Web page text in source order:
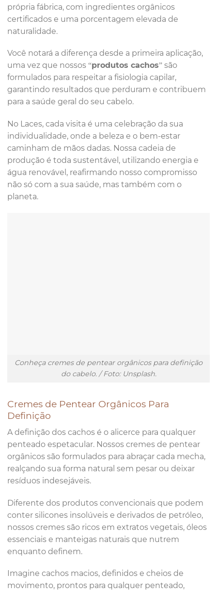
própria fábrica, com ingredientes orgânicos
certificados e uma porcentagem elevada de
naturalidade.
Você notará a diferença desde a primeira aplicação,
uma vez que nossos “produtos cachos” são
formulados para respeitar a fisiologia capilar,
garantindo resultados que perduram e contribuem
para a saúde geral do seu cabelo.
No Laces, cada visita é uma celebração da sua
individualidade, onde a beleza e o bem-estar
caminham de mãos dadas. Nossa cadeia de
produção é toda sustentável, utilizando energia e
água renovável, reafirmando nosso compromisso
não só com a sua saúde, mas também com o
planeta.
Conheça cremes de pentear orgânicos para definição
do cabelo. / Foto: Unsplash.
Cremes de Pentear Orgânicos Para
Definição
A definição dos cachos é o alicerce para qualquer
penteado espetacular. Nossos cremes de pentear
orgânicos são formulados para abraçar cada mecha,
realçando sua forma natural sem pesar ou deixar
resíduos indesejáveis.
Diferente dos produtos convencionais que podem
conter silicones insolúveis e derivados de petróleo,
nossos cremes são ricos em extratos vegetais, óleos
essenciais e manteigas naturais que nutrem
enquanto definem.
Imagine cachos macios, definidos e cheios de
movimento, prontos para qualquer penteado,